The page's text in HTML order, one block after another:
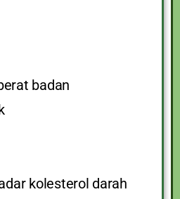
badan
kolesterol darah